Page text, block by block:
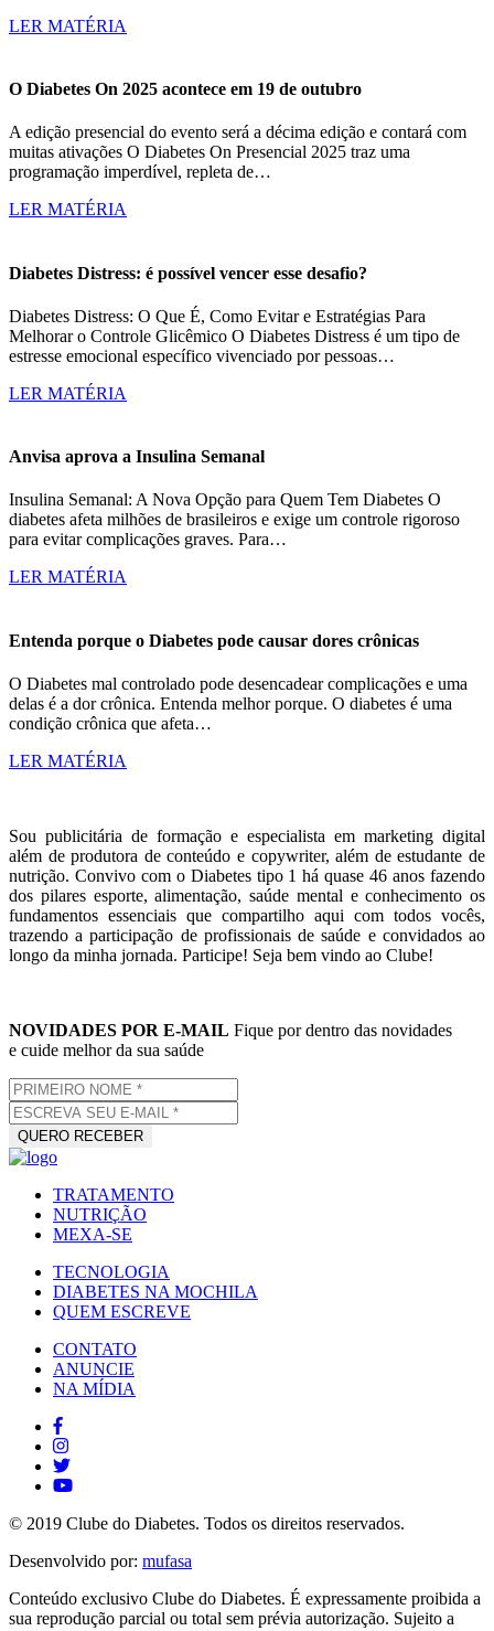
LER MATÉRIA
O Diabetes On 2025 acontece em 19 de outubro
A edição presencial do evento será a décima edição e contará com
muitas ativações O Diabetes On Presencial 2025 traz uma
programação imperdível, repleta de…
LER MATÉRIA
Diabetes Distress: é possível vencer esse desafio?
Diabetes Distress: O Que É, Como Evitar e Estratégias Para
Melhorar o Controle Glicêmico O Diabetes Distress é um tipo de
estresse emocional específico vivenciado por pessoas…
LER MATÉRIA
Anvisa aprova a Insulina Semanal
Insulina Semanal: A Nova Opção para Quem Tem Diabetes O
diabetes afeta milhões de brasileiros e exige um controle rigoroso
para evitar complicações graves. Para…
LER MATÉRIA
Entenda porque o Diabetes pode causar dores crônicas
O Diabetes mal controlado pode desencadear complicações e uma
delas é a dor crônica. Entenda melhor porque. O diabetes é uma
condição crônica que afeta…
LER MATÉRIA
Sou publicitária de formação e especialista em marketing digital
além de produtora de conteúdo e copywriter, além de estudante de
nutrição. Convivo com o Diabetes tipo 1 há quase 46 anos fazendo
dos pilares esporte, alimentação, saúde mental e conhecimento os
fundamentos essenciais que compartilho aqui com todos vocês,
trazendo a participação de profissionais de saúde e convidados ao
longo da minha jornada. Participe! Seja bem vindo ao Clube!
NOVIDADES POR E-MAIL Fique por dentro das novidades
e cuide melhor da sua saúde
TRATAMENTO
NUTRIÇÃO
MEXA-SE
TECNOLOGIA
DIABETES NA MOCHILA
QUEM ESCREVE
CONTATO
ANUNCIE
NA MÍDIA
© 2019 Clube do Diabetes. Todos os direitos reservados.
Desenvolvido por: mufasa
Conteúdo exclusivo Clube do Diabetes. É expressamente proibida a
sua reprodução parcial ou total sem prévia autorização. Sujeito a